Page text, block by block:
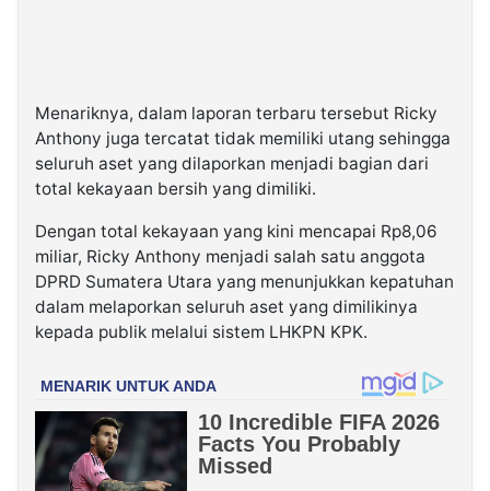
Menariknya, dalam laporan terbaru tersebut Ricky
Anthony juga tercatat tidak memiliki utang sehingga
seluruh aset yang dilaporkan menjadi bagian dari
total kekayaan bersih yang dimiliki.
Dengan total kekayaan yang kini mencapai Rp8,06
miliar, Ricky Anthony menjadi salah satu anggota
DPRD Sumatera Utara yang menunjukkan kepatuhan
dalam melaporkan seluruh aset yang dimilikinya
kepada publik melalui sistem LHKPN KPK.